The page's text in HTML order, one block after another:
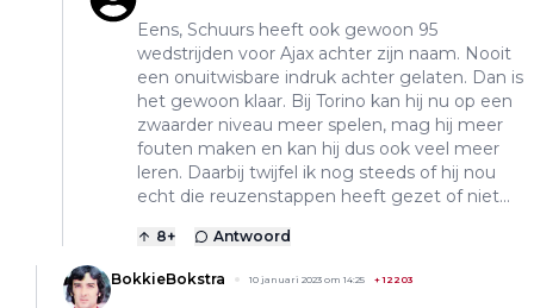
Eens, Schuurs heeft ook gewoon 95
wedstrijden voor Ajax achter zijn naam. Nooit
een onuitwisbare indruk achter gelaten. Dan is
het gewoon klaar. Bij Torino kan hij nu op een
zwaarder niveau meer spelen, mag hij meer
fouten maken en kan hij dus ook veel meer
leren. Daarbij twijfel ik nog steeds of hij nou
echt die reuzenstappen heeft gezet of niet...
8+ Antwoord
BokkieBokstra 10 januari 2023 om 14:25 +12203